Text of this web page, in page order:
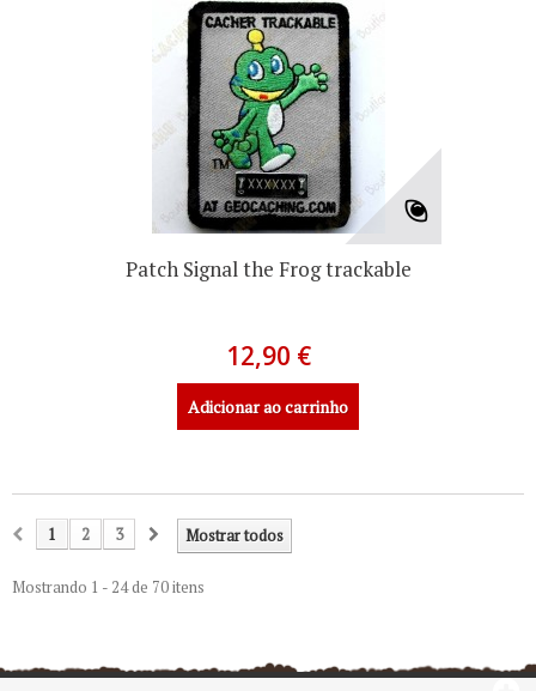
Patch Signal the Frog trackable
12,90 €
Adicionar ao carrinho
Mostrar todos
1 2 3
Mostrando 1 - 24 de 70 itens